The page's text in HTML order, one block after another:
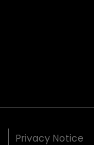
Privacy Notice